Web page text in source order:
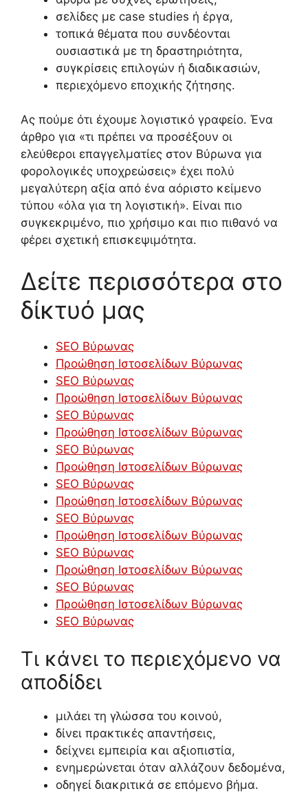
σελίδες με case studies ή έργα,
τοπικά θέματα που συνδέονται
ουσιαστικά με τη δραστηριότητα,
συγκρίσεις επιλογών ή διαδικασιών,
περιεχόμενο εποχικής ζήτησης.
Ας πούμε ότι έχουμε λογιστικό γραφείο. Ένα
άρθρο για «τι πρέπει να προσέξουν οι
ελεύθεροι επαγγελματίες στον Βύρωνα για
φορολογικές υποχρεώσεις» έχει πολύ
μεγαλύτερη αξία από ένα αόριστο κείμενο
τύπου «όλα για τη λογιστική». Είναι πιο
συγκεκριμένο, πιο χρήσιμο και πιο πιθανό να
φέρει σχετική επισκεψιμότητα.
Δείτε περισσότερα στο
δίκτυό μας
SEO Βύρωνας
Προώθηση Ιστοσελίδων Βύρωνας
SEO Βύρωνας
Προώθηση Ιστοσελίδων Βύρωνας
SEO Βύρωνας
Προώθηση Ιστοσελίδων Βύρωνας
SEO Βύρωνας
Προώθηση Ιστοσελίδων Βύρωνας
SEO Βύρωνας
Προώθηση Ιστοσελίδων Βύρωνας
SEO Βύρωνας
Προώθηση Ιστοσελίδων Βύρωνας
SEO Βύρωνας
Προώθηση Ιστοσελίδων Βύρωνας
SEO Βύρωνας
Προώθηση Ιστοσελίδων Βύρωνας
SEO Βύρωνας
Τι κάνει το περιεχόμενο να
αποδίδει
μιλάει τη γλώσσα του κοινού,
δίνει πρακτικές απαντήσεις,
δείχνει εμπειρία και αξιοπιστία,
ενημερώνεται όταν αλλάζουν δεδομένα,
οδηγεί διακριτικά σε επόμενο βήμα.